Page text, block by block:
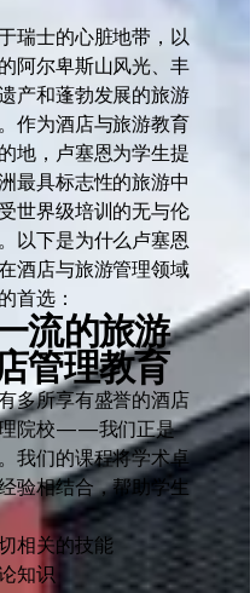
瑞士的心脏地带，以
阿尔卑斯山风光、丰
产和蓬勃发展的旅游
作为酒店与旅游教育
地，卢塞恩为学生提
最具标志性的旅游中
世界级培训的无与伦
以下是为什么卢塞恩
酒店与旅游管理领域
首选：
流的旅游
管理教育
多所享有盛誉的酒店
理院校——我们正是
我们的课程将学术卓
验相结合，帮助学生
相关的技能
知识